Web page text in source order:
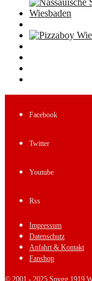
Facebook
Twitter
Youtube
Rss
Impressum
Datenschutz
Anfahrt & Kontakt
Fanshop
© 2001 - 2025 Spvgg 1919